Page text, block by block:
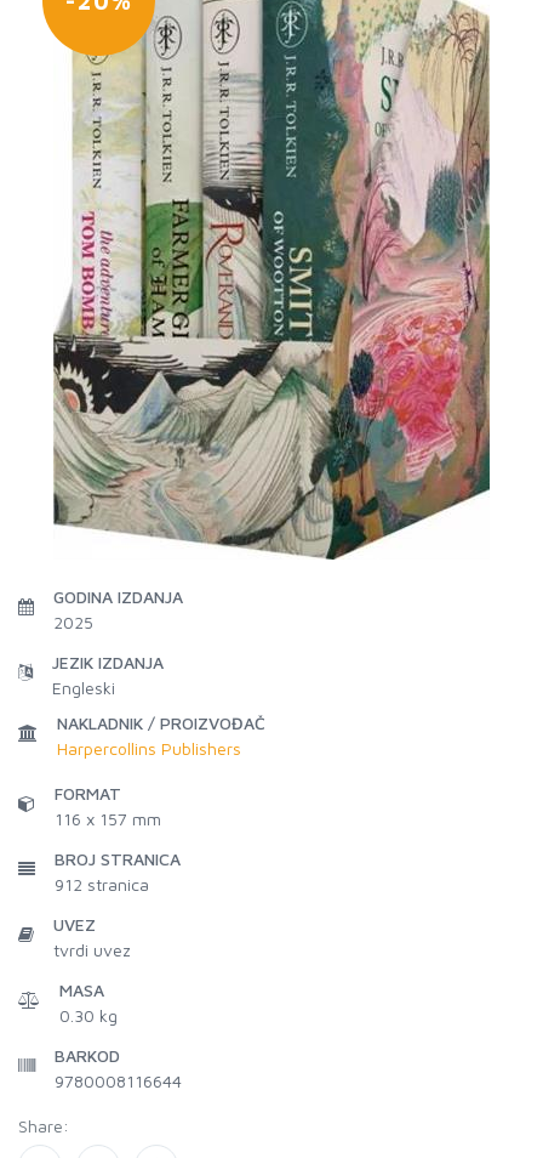
GODINA IZDANJA
2025
JEZIK IZDANJA
Engleski
NAKLADNIK / PROIZVOĐAČ
Harpercollins Publishers
FORMAT
116 x 157 mm
BROJ STRANICA
912 stranica
UVEZ
tvrdi uvez
MASA
0.30 kg
BARKOD
9780008116644
Share: